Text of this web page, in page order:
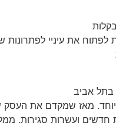
לפתוח את עיניי
בתל אביב
מאז שמקדם את
חדשים ועשרות סגירות.